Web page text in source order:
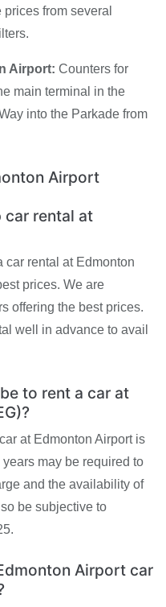
from several
Airport: Counters for
main terminal in the
into the Parkade from
Airport
car rental at
car rental at Edmonton
prices. We are
offering the best prices.
well in advance to avail
to rent a car at
at Edmonton Airport is
may be required to
and the availability of
be subjective to
Airport car